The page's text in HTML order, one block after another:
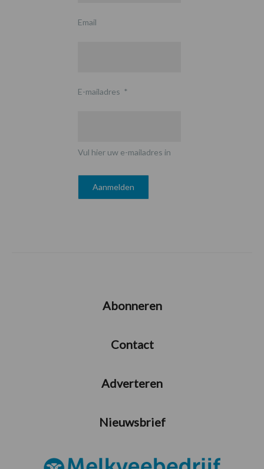
Email
E-mailadres *
Vul hier uw e-mailadres in
Abonneren
Contact
Adverteren
Nieuwsbrief